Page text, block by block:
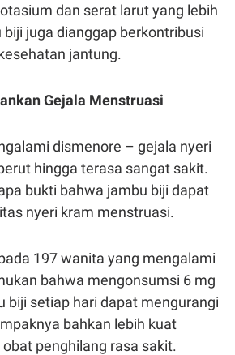
dan serat larut yang lebih
juga dianggap berkontribusi
jantung.
Gejala Menstruasi
dismenore – gejala nyeri
hingga terasa sangat sakit.
bukti bahwa jambu biji dapat
nyeri kram menstruasi.
197 wanita yang mengalami
bahwa mengonsumsi 6 mg
biji setiap hari dapat mengurangi
bahkan lebih kuat
penghilang rasa sakit.